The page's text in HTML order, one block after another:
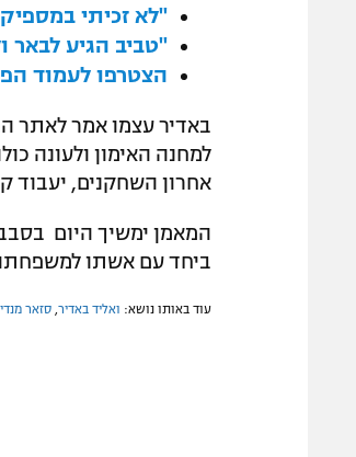
"לא זכיתי
"טביב הגיע
הצטרפו לעמוד
באדיר עצמו אמר לאתר
למחנה האימון ולעונה
אחרון השחקנים, יעבוד
המאמן ימשיך היום
ביחד עם אשתו
עוד באותו נושא: ואליד באדיר סזאר